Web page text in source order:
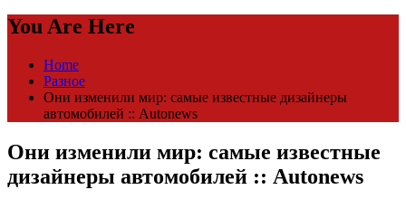
You Are Here
Home
Разное
Они изменили мир: самые известные дизайнеры
автомобилей :: Autonews
Они изменили мир: самые известные
дизайнеры автомобилей :: Autonews